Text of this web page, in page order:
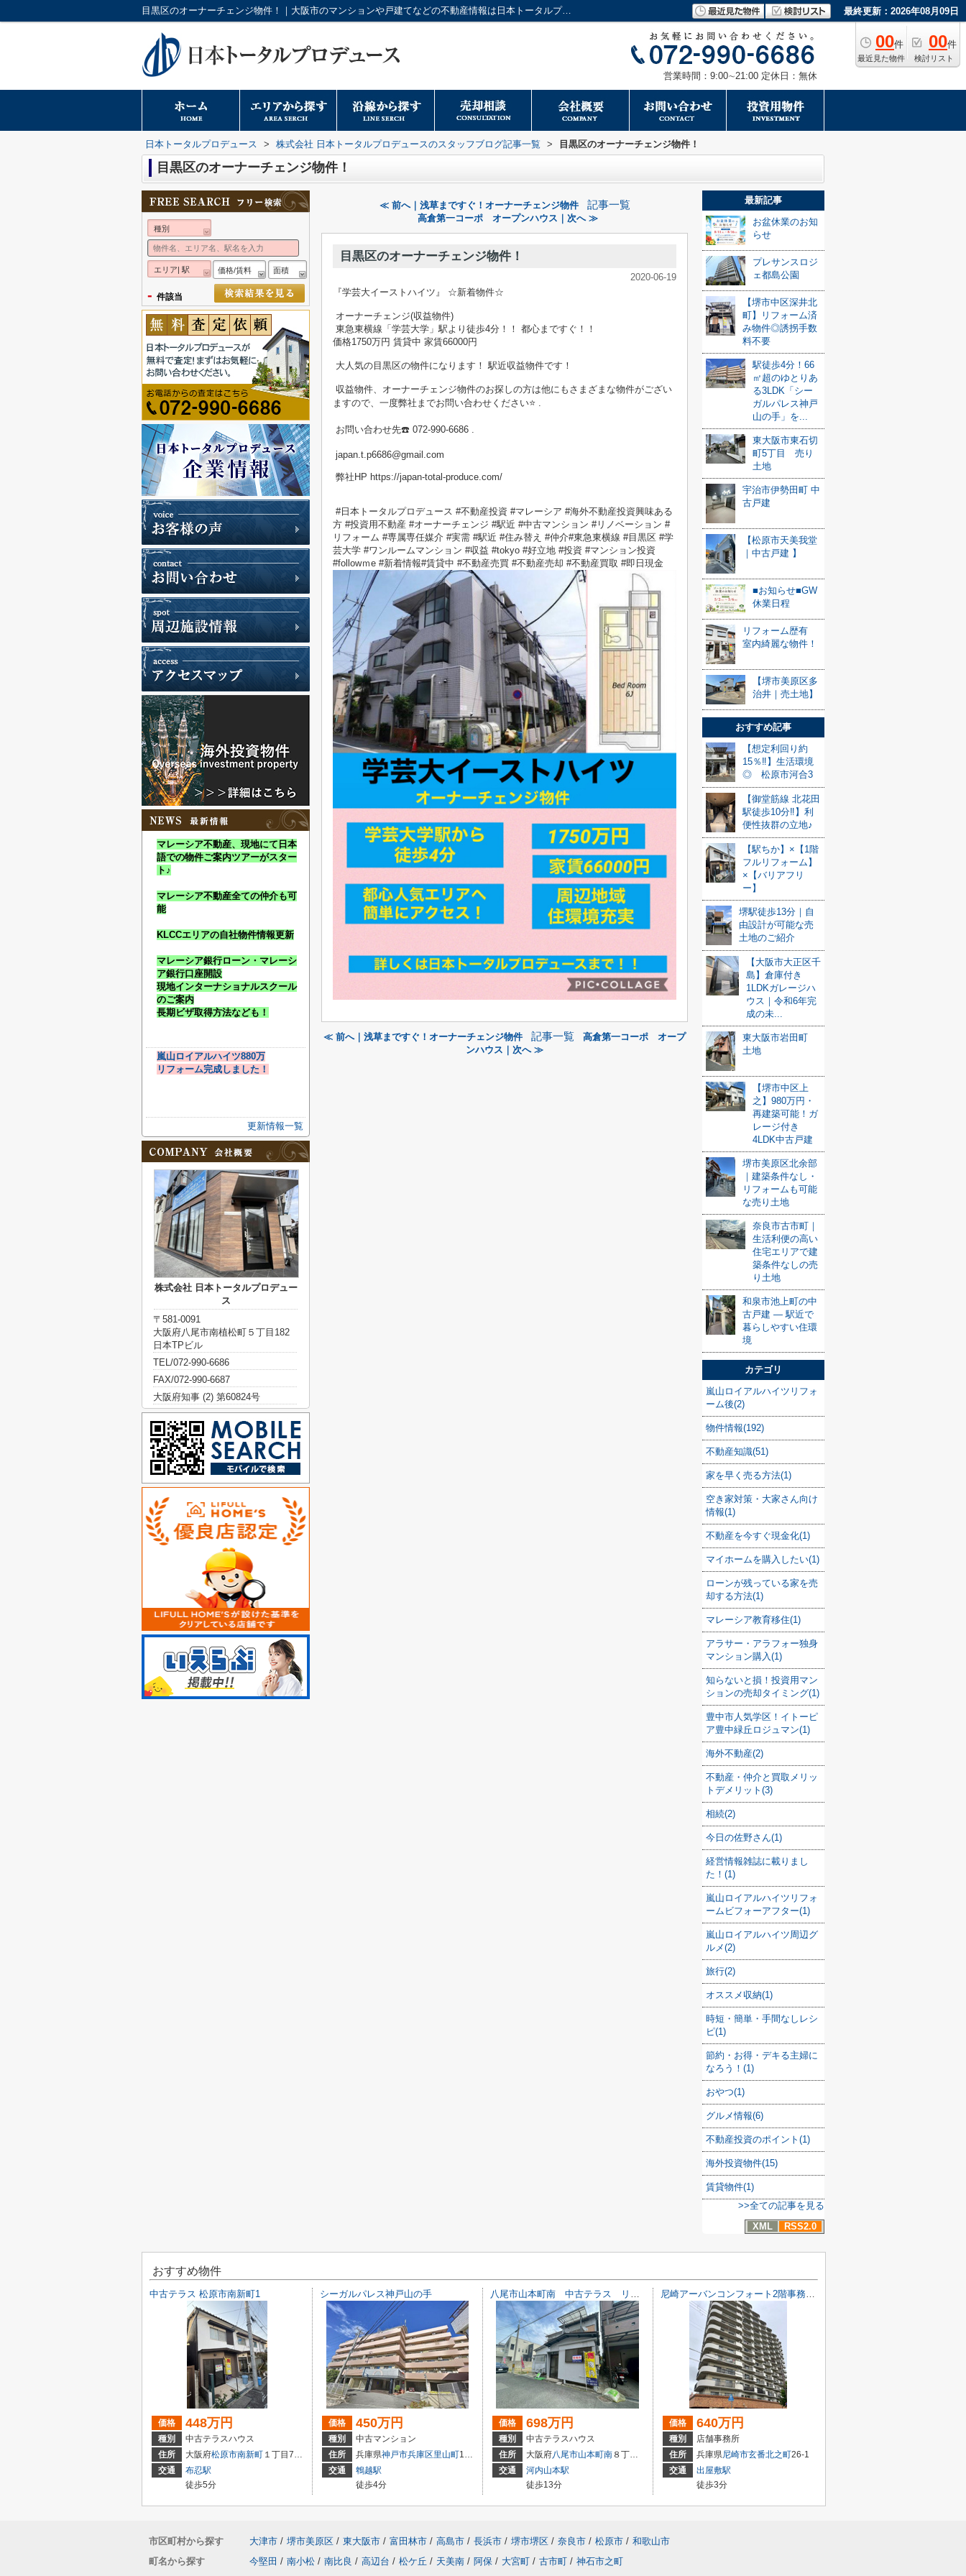
目黒区のオーナーチェンジ物件！｜大阪市のマンションや戸建てなどの不動産情報は日本トータルプロデュースへ 最終更新：2026年08月09日
00件
最近見た物件
00件
検討リスト
営業時間：9:00∼21:00 定休日：無休
日本トータルプロデュース > 株式会社 日本トータルプロデュースのスタッフブログ記事一覧 > 目黒区のオーナーチェンジ物件！
目黒区のオーナーチェンジ物件！
≪ 前へ｜浅草まですぐ！オーナーチェンジ物件 記事一覧
高倉第一コーポ オープンハウス｜次へ ≫
目黒区のオーナーチェンジ物件！
2020-06-19
『学芸大イーストハイツ』 ☆新着物件☆
オーナーチェンジ(収益物件)
東急東横線「学芸大学」駅より徒歩4分！！ 都心まですぐ！！
価格1750万円 賃貸中 家賃66000円
大人気の目黒区の物件になります！ 駅近収益物件です！
収益物件、オーナーチェンジ物件のお探しの方は他にもさまざまな物件がござい
ますので、一度弊社までお問い合わせください⭐️ .
お問い合わせ先☎️ 072-990-6686 .
japan.t.p6686@gmail.com
弊社HP https://japan-total-produce.com/
#日本トータルプロデュース #不動産投資 #マレーシア #海外不動産投資興味ある
方 #投資用不動産 #オーナーチェンジ #駅近 #中古マンション #リノベーション #
リフォーム #専属専任媒介 #実需 #駅近 #住み替え #仲介#東急東横線 #目黒区 #学
芸大学 #ワンルームマンション #収益 #tokyo #好立地 #投資 #マンション投資
#followｍe #新着情報#賃貸中 #不動産売買 #不動産売却 #不動産買取 #即日現金
≪ 前へ｜浅草まですぐ！オーナーチェンジ物件 記事一覧
高倉第一コーポ オープ
ンハウス｜次へ ≫
最新記事
お盆休業のお知
らせ
プレサンスロジ
ェ都島公園
【堺市中区深井北
町】リフォーム済
み物件◎誘拐手数
料不要
駅徒歩4分！66
㎡超のゆとりあ
る3LDK「シー
ガルパレス神戸
山の手」を...
東大阪市東石切
町5丁目 売り
土地
宇治市伊勢田町 中
古戸建
【松原市天美我堂
｜中古戸建 】
■お知らせ■GW
休業日程
リフォーム歴有
室内綺麗な物件！
【堺市美原区多
治井｜売土地】
おすすめ記事
【想定利回り約
15％‼】生活環境
◎ 松原市河合3
【御堂筋線 北花田
駅徒歩10分‼】利
便性抜群の立地♪
【駅ちか】×【1階
フルリフォーム】
×【バリアフリ
ー】
堺駅徒歩13分｜自
由設計が可能な売
土地のご紹介
【大阪市大正区千
島】倉庫付き
1LDKガレージハ
ウス｜令和6年完
成の未...
東大阪市岩田町
土地
【堺市中区上
之】980万円・
再建築可能！ガ
レージ付き
4LDK中古戸建
堺市美原区北余部
｜建築条件なし・
リフォームも可能
な売り土地
奈良市古市町｜
生活利便の高い
住宅エリアで建
築条件なしの売
り土地
和泉市池上町の中
古戸建 — 駅近で
暮らしやすい住環
境
カテゴリ
嵐山ロイアルハイツリフォ
ーム後(2)
物件情報(192)
不動産知識(51)
家を早く売る方法(1)
空き家対策・大家さん向け
情報(1)
不動産を今すぐ現金化(1)
マイホームを購入したい(1)
ローンが残っている家を売
却する方法(1)
マレーシア教育移住(1)
アラサー・アラフォー独身
マンション購入(1)
知らないと損！投資用マン
ションの売却タイミング(1)
豊中市人気学区！イトーピ
ア豊中緑丘ロジュマン(1)
海外不動産(2)
不動産・仲介と買取メリッ
トデメリット(3)
相続(2)
今日の佐野さん(1)
経営情報雑誌に載りまし
た！(1)
嵐山ロイアルハイツリフォ
ームビフォーアフター(1)
嵐山ロイアルハイツ周辺グ
ルメ(2)
旅行(2)
オススメ収納(1)
時短・簡単・手間なしレシ
ピ(1)
節約・お得・デキる主婦に
なろう！(1)
おやつ(1)
グルメ情報(6)
不動産投資のポイント(1)
海外投資物件(15)
賃貸物件(1)
>>全ての記事を見る
XML
RSS2.0
種別
エリア| 駅 価格/賃料 面積
- 件該当
マレーシア不動産、現地にて日本
語での物件ご案内ツアーがスター
ト♪
マレーシア不動産全ての仲介も可
能
KLCCエリアの自社物件情報更新
マレーシア銀行ローン・マレーシ
ア銀行口座開設
現地インターナショナルスクール
のご案内
長期ビザ取得方法なども！
嵐山ロイアルハイツ880万
リフォーム完成しました！
更新情報一覧
株式会社 日本トータルプロデュー
ス
〒581-0091
大阪府八尾市南植松町５丁目182
日本TPビル
TEL/072-990-6686
FAX/072-990-6687
大阪府知事 (2) 第60824号
おすすめ物件
中古テラス 松原市南新町1
価格 448万円
種別
中古テラスハウス
住所
大阪府松原市南新町 １丁目7-22
交通
布忍駅
徒歩5分
シーガルパレス神戸山の手
価格 450万円
種別
中古マンション
住所
兵庫県神戸市兵庫区里山町1-46
交通
鵯越駅
徒歩4分
八尾市山本町南 中古テラス リフォームしました！
価格 698万円
種別
中古テラスハウス
住所
大阪府八尾市山本町南 ８丁目16-23
交通
河内山本駅
徒歩13分
尼崎アーバンコンフォート2階事務所 オーナーチェンジ物件
価格 640万円
種別
店舗事務所
住所
兵庫県尼崎市玄番北之町26-1
交通
出屋敷駅
徒歩3分
市区町村から探す 大津市 / 堺市美原区 / 東大阪市 / 富田林市 / 高島市 / 長浜市 / 堺市堺区 / 奈良市 / 松原市 / 和歌山市
町名から探す
今堅田 / 南小松 / 南比良 / 高辺台 / 松ケ丘 / 天美南 / 阿保 / 大宮町 / 古市町 / 神石市之町